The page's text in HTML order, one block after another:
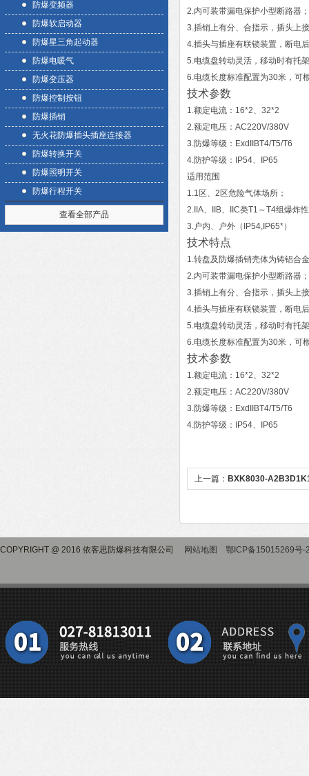
防爆变频器
防爆软启动器
防爆星三角起动器
防爆电暖气
防爆变压器
防爆控制按钮
防爆插销
无火花防爆插头插座连接器
防爆转换开关
防爆照明开关
防爆行程开关
查看全部产品
2.内可装带漏电保护小型断路器；
3.插销上有分、合指示，插头上
4.插头与插座有联锁装置，断电
5.电缆盘转动灵活，移动时有托
6.电缆长度标准配置为30米，可
技术参数
1.额定电流：16*2、32*2
2.额定电压：AC220V/380V
3.防爆等级：ExdIIBT4/T5/T6
4.防护等级：IP54、IP65
适用范围
1.1区、2区危险气体场所；
2.IIA、IIB、IIC类T1～T4组爆炸
3.户内、户外（IP54,IP65*）
技术特点
1.转盘及防爆插销壳体为铸铝合
2.内可装带漏电保护小型断路器；
3.插销上有分、合指示，插头上
4.插头与插座有联锁装置，断电
5.电缆盘转动灵活，移动时有托
6.电缆长度标准配置为30米，可
技术参数
1.额定电流：16*2、32*2
2.额定电压：AC220V/380V
3.防爆等级：ExdIIBT4/T5/T6
4.防护等级：IP54、IP65
上一篇： BXK8030-
COPYRIGHT @ 2016 依客思防爆科技有限公司 网站地图 鄂ICP备15015269号-